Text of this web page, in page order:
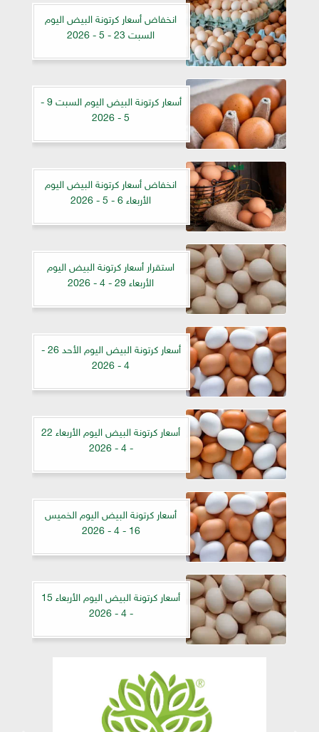
انخفاض أسعار كرتونة البيض اليوم
السبت 23 - 5 - 2026
أسعار كرتونة البيض اليوم السبت 9 -
5 - 2026
انخفاض أسعار كرتونة البيض اليوم
الأربعاء 6 - 5 - 2026
استقرار أسعار كرتونة البيض اليوم
الأربعاء 29 - 4 - 2026
أسعار كرتونة البيض اليوم الأحد 26 -
4 - 2026
أسعار كرتونة البيض اليوم الأربعاء 22
- 4 - 2026
أسعار كرتونة البيض اليوم الخميس
16 - 4 - 2026
أسعار كرتونة البيض اليوم الأربعاء 15
- 4 - 2026